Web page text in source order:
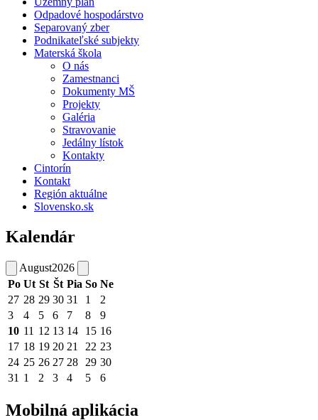
Odpadové hospodárstvo
Separovaný zber
Podnikateľské subjekty
Materská škola
O nás
Zamestnanci
Dokumenty MŠ
Projekty
Galéria
Stravovanie
Jedálny lístok
Kontakty
Cintorín
Kontakt
Región aktuálne
Slovensko.sk
Kalendár
August2026
Po Ut St Št Pia So Ne
27 28 29 30 31 1
2
3
4 5 6 7 8
9
10 11 12 13 14 15 16
17 18 19 20 21 22 23
24 25 26 27 28 29 30
31 1 2 3 4 5 6
Mobilná aplikácia